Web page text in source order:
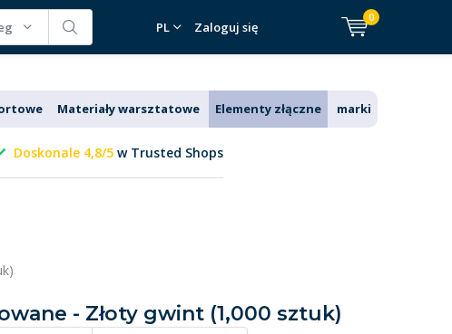
PL Zaloguj się
0
Materiały warsztatowe Elementy złączne marki
Doskonale 4,8/5 w Trusted Shops
- Złoty gwint (1,000 sztuk)